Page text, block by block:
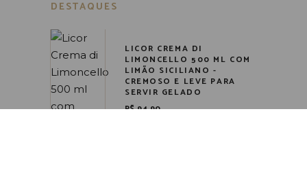
DESTAQUES
LICOR CREMA DI
LIMONCELLO 500 ML COM
LIMÃO SICILIANO -
CREMOSO E LEVE PARA
SERVIR GELADO
R$94,90